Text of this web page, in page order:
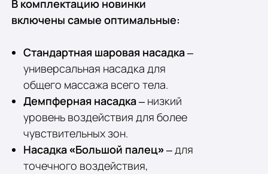
В комплектацию новинки
включены самые оптимальные:
Стандартная шаровая насадка–
универсальная насадка для
общего массажа всего тела.
Демпферная насадка– низкий
уровень воздействия для более
чувствительных зон.
Насадка «Большой палец»– для
точечного воздействия,